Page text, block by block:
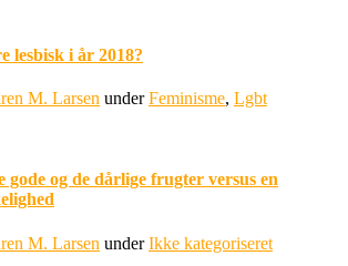
lesbisk i år 2018?
M. Larsen underFeminisme, Lgbt
og de dårlige frugter versus en
M. Larsen underIkke kategoriseret